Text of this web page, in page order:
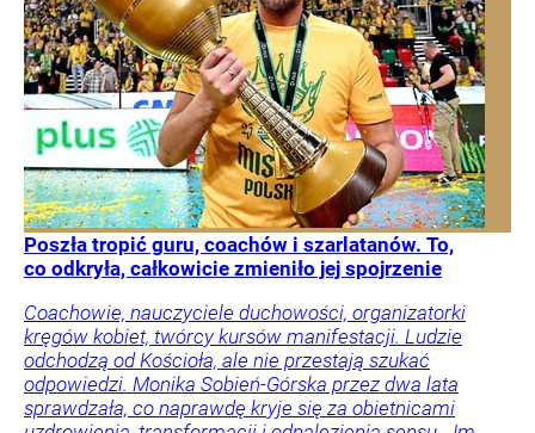
Poszła tropić guru, coachów i szarlatanów. To,
co odkryła, całkowicie zmieniło jej spojrzenie
Coachowie, nauczyciele duchowości, organizatorki
kręgów kobiet, twórcy kursów manifestacji. Ludzie
odchodzą od Kościoła, ale nie przestają szukać
odpowiedzi. Monika Sobień-Górska przez dwa lata
sprawdzała, co naprawdę kryje się za obietnicami